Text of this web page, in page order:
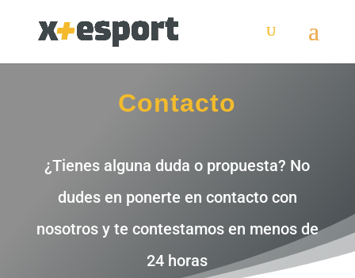
Contacto
¿Tienes alguna duda o propuesta? No
dudes en ponerte en contacto con
nosotros y te contestamos en menos de
24 horas